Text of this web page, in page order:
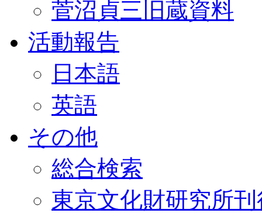
菅沼貞三旧蔵資料
活動報告
日本語
英語
その他
総合検索
東京文化財研究所